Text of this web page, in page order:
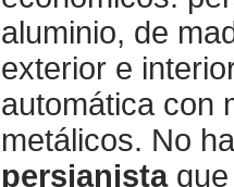
aluminio, de
exterior e
automática con
metálicos. No
persianistaque